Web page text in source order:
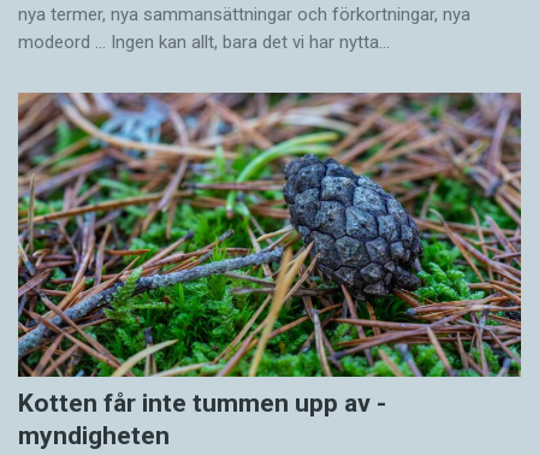
nya termer, nya samman­sättningar och förkortningar, nya
modeord … Ingen kan allt, bara det vi har nytta…
Kotten får inte tummen upp av ­
myndigheten